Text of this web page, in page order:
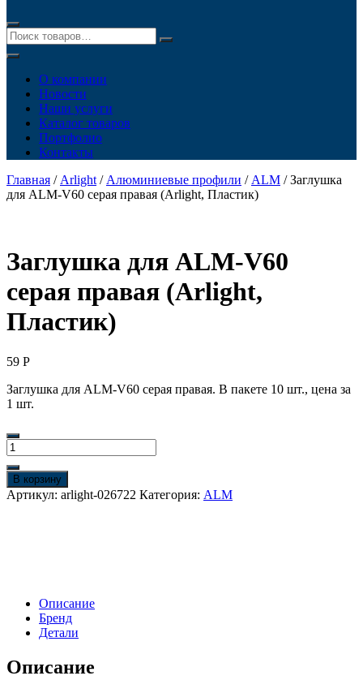
О компании
Новости
Наши услуги
Каталог товаров
Портфолио
Контакты
Главная / Arlight / Алюминиевые профили / ALM / Заглушка
для ALM-V60 серая правая (Arlight, Пластик)
Заглушка для ALM-V60
серая правая (Arlight,
Пластик)
59 Р
Заглушка для ALM-V60 серая правая. В пакете 10 шт., цена за
1 шт.
Количество
товара
Заглушка
для
ALM-
В корзину
Артикул: arlight-026722 Категория: ALM
Описание
Бренд
Детали
Описание